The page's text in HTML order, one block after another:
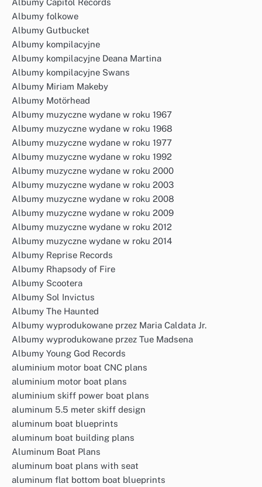
Albumy Capitol Records
Albumy folkowe
Albumy Gutbucket
Albumy kompilacyjne
Albumy kompilacyjne Deana Martina
Albumy kompilacyjne Swans
Albumy Miriam Makeby
Albumy Motörhead
Albumy muzyczne wydane w roku 1967
Albumy muzyczne wydane w roku 1968
Albumy muzyczne wydane w roku 1977
Albumy muzyczne wydane w roku 1992
Albumy muzyczne wydane w roku 2000
Albumy muzyczne wydane w roku 2003
Albumy muzyczne wydane w roku 2008
Albumy muzyczne wydane w roku 2009
Albumy muzyczne wydane w roku 2012
Albumy muzyczne wydane w roku 2014
Albumy Reprise Records
Albumy Rhapsody of Fire
Albumy Scootera
Albumy Sol Invictus
Albumy The Haunted
Albumy wyprodukowane przez Maria Caldata Jr.
Albumy wyprodukowane przez Tue Madsena
Albumy Young God Records
aluminium motor boat CNC plans
aluminium motor boat plans
aluminium skiff power boat plans
aluminum 5.5 meter skiff design
aluminum boat blueprints
aluminum boat building plans
Aluminum Boat Plans
aluminum boat plans with seat
aluminum flat bottom boat blueprints